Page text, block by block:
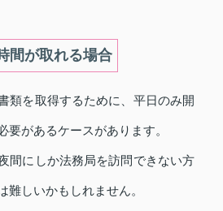
間が取れる場合
類を取得するために、平日のみ開
要があるケースがあります。
間にしか法務局を訪問できない方
難しいかもしれません。